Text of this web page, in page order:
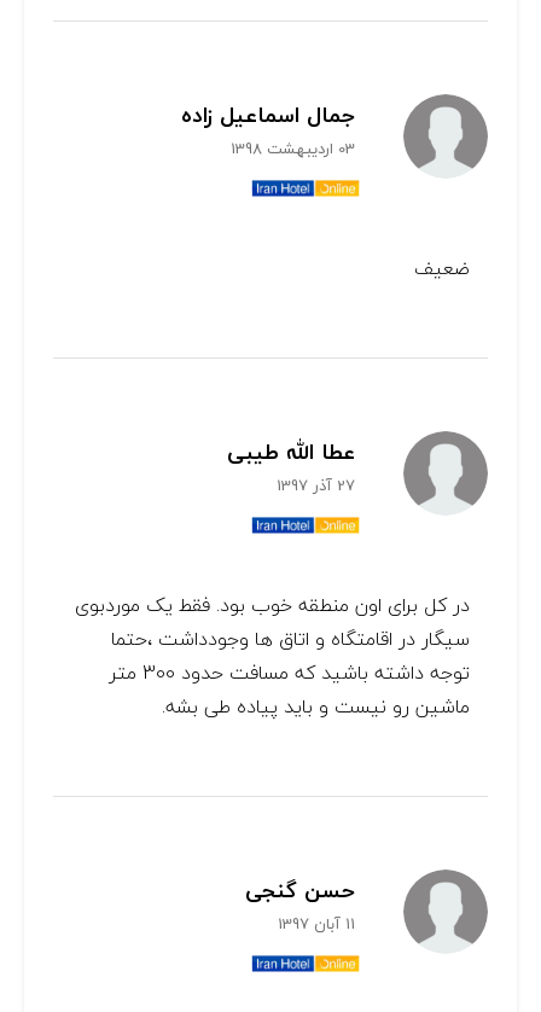
جمال اسماعیل زاده
03 اردیبهشت 1398
ضعیف
عطا الله طیبی
27 آذر 1397
در کل برای اون منطقه خوب بود. فقط یک موردبوی
سیگار در اقامتگاه و اتاق ها وجودداشت ،حتما
توجه داشته باشید که مسافت حدود 300 متر
ماشین رو نیست و باید پیاده طی بشه.
حسن گنجی
11 آبان 1397